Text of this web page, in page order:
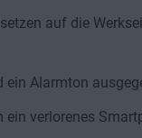
auf die
ein Alarmton
verlorenes